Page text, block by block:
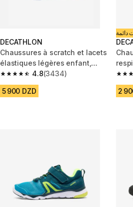
DECATHLON
Chaussures à scratch et lacets
élastiques légères enfant,
Playful Fast Violet
4.8
4.8 out of 5 stars from 3434 reviews
(3434)
5 900 DZD
دائمة
4.8
2